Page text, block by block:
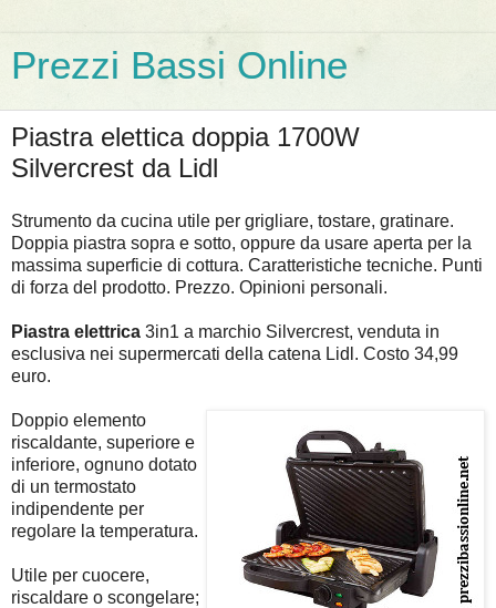
Prezzi Bassi Online
Piastra elettica doppia 1700W
Silvercrest da Lidl
Strumento da cucina utile per grigliare, tostare, gratinare.
Doppia piastra sopra e sotto, oppure da usare aperta per la
massima superficie di cottura. Caratteristiche tecniche. Punti
di forza del prodotto. Prezzo. Opinioni personali.
Piastra elettrica 3in1 a marchio Silvercrest, venduta in
esclusiva nei supermercati della catena Lidl. Costo 34,99
euro.
Doppio elemento
riscaldante, superiore e
inferiore, ognuno dotato
di un termostato
indipendente per
regolare la temperatura.
Utile per cuocere,
riscaldare o scongelare;